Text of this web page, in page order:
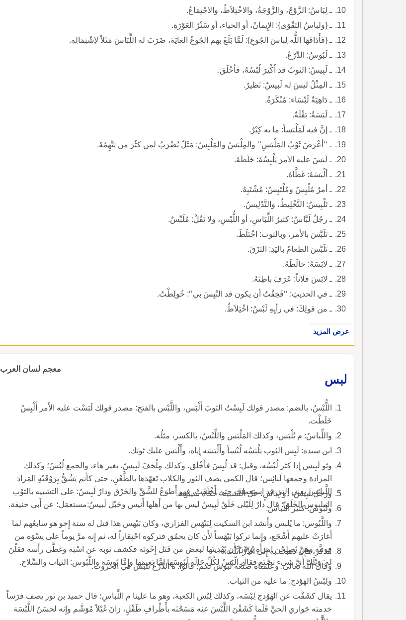
ـ لِبَاسُ: الزَّوْجُ، والزَّوْجَةُ، والاخْتِلاَطُ، والاجْتِمَاعُ.
ـ {ولباسُ التَقْوَى}: الإِيمانُ، أو الحياء، أو سَتْرُ العَوْرَةِ.
ـ {فَأَذاقَهَا اللُّه لِباسَ الجُوعِ}: لَمَّا بَلَغَ بهم الجُوعُ الغايَةَ، ضَرَبَ له اللِّبَاسَ مَثَلاً لاِشْتِمَالِهِ.
ـ لَبُوسُ: الدِّرْعُ.
ـ لَبِيسُ: الثوبُ قد اُكْثِرَ لُبْسُهُ، فأخْلَقَ.
ـ المِثْلُ ليسَ له لَبيسٌ: نَظيرٌ.
ـ دَاهِيَةٌ لَبْسَاء: مُنْكَرَةٌ.
ـ لَبَسَةُ: بَقْلَةٌ.
ـ إنَّ فيه لَمَلْبَساً: ما به كِبْرٌ.
ـ ‘‘أعْرَضَ ثَوْبُ المَلْبَسِ’‘ والمِلْبَسُ والمَلْبِسُ: مَثَلٌ يُضْرَبُ لمن كثُرَ من يَتَّهِمُهُ.
ـ لَبَسَ عليه الأمرَ يَلْبِسُهُ: خَلَطَهُ.
ـ ألْبَسَهُ: غَطَّاهُ.
ـ أمرٌ مُلْبِسٌ ومُلْتَبِسٌ: مُشْتَبِهٌ.
ـ تَلْبِيسُ: التَّخْلِيطُ، والتَّدْلِيسُ.
ـ رجُلٌ لَبَّاسٌ: كثيرُ اللِّبَاسِ، أو اللُّبْسِ، ولا تَقُلْ: مُلَبِّسٌ.
ـ تَلَبَّسَ بالأمر، وبالثوب: اخْتَلَطَ.
ـ تَلَبَّسَ الطعامُ باليَدِ: التَزَقَ.
ـ لابَسَهُ: خالَطَهُ.
ـ لابَسَ فلاناً: عَرَفَ باطِنَهُ.
ـ في الحديثِ: ‘‘فَخِفْتُ أن يكون قد التُبِسَ بي’‘: خُولِطْتُ.
ـ من قولِكَ: في رأيِهِ لَبْسٌ: اخْتِلاَطٌ.
عرض المزيد
معجم لسان العرب
لبس
اللُّبْسُ، بالضم: مصدر قولك لَبِسْتُ الثوبَ أَلْبَس، واللَّبْس بالفتح: مصدر قولك لَبَسْت عليه الأَمر أَلْبِسُ
خَلَطْت.
واللِّباسُ: م يُلْبَس، وكذلك المَلْبَس واللِّبْسُ، بالكسر، مثلُه.
ابن سيده: لَبِس الثوب يَلْبَسُه لُبْساً وأَلْبَسَه إِياه، وأَلْبَس عليك ثوبَك.
وثو لَبِيس إِذا كثر لُبْسُه، وقيل: قد لُبِسَ فأَخْلَق، وكذلك مِلْحَفَ لَبِيسٌ، بغير هاء، والجمع لُبُسٌ؛ وكذلك
المزادة وجمعها لَبائِس؛ قال الكمي يصف الثور والكلاب تَعَهّدَها بالطَّعْنِ، حتى كأَنم يَشُقُّ بِرَوْقَيْهِ المَزادَ
اللَّبائِس يعني التي قد استعملت حتى أَخْلَقَتْ، فهو أَطوَعُ للشَّقِّ والخَرْق ودارٌ لَبِيسٌ: على التشبيه بالثوْب
الملبوس الخَلَق؛ قال دارٌ لِلَيْلى خَلَقٌ لَبِيسُ ليس بها من أَهلها أَنيس وحَبْل لَبيسٌ:مستعمَل؛ عن أَبي حنيفة.
ورجل لَبِيسٌ: ذو لِبَاسٍ، عل التَّشبيه؛ حكاه سيبويه.
ولَبُوسٌ: كثير اللِّباس.
واللَّبُوس: ما يُلبس وأَنشد ابن السكيت لِبَيْهَس الفزاري، وكان بَيْهس هذا قتل له ستة إِخو هو سابعُهم لما
أَغارَتْ عليهم أَشْجَع، وإِنما تركوا بَيْهَساً لأَن كان يحمُق فتركوه احْتِقاراً له، ثم إِنه مرَّ يوماً على نِسْوَة من
قومه وهنَّ يُصلِحْن امرأَة يُرِدْنَ أَن يُهْدِينَها لبعض من قَتَل إِخَوتَه فكشف ثوبه عن اسْتِه وغطَّى رأَسه فقلْنَ
له: وَيْلَك أَيَّ شيء تصنَع فقال الْبَسْ لِكُلِّ حَالَة لَبُوسَها إِمَّا نَعِيمَها وإِمَّا بُوسَهَ واللَّبُوس: الثياب والسِّلاح.
مُذكَّر، فإِن ذهبت به إِلى الدِّرْ أَنَّثْتَ.
وقال اللَّه تعالى: وعلَّمناه صَنْعَة لَبُوس لكم؛ قالوا: ه الدِّرْعُ تُلبَس في الحروب.
ولِبْسُ الهَوْدج: ما عليه من الثياب.
يقال كشَفْت عن الهَوْدج لِبْسَه، وكذلك لِبْس الكعبة، وهو ما علينا م اللِّباسِ؛ قال حميد بن ثور يصف فرَساً
خدمته جَواري الحيِّ فَلَما كَشَفْنَ اللِّبْسَ عنه مَسَحْنَه بأَطْرافِ طَفْلٍ، زانَ غَيْلاً مُوَشَّم وإِنه لحسَنُ اللَّبْسَة